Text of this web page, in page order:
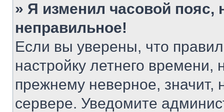
» Я изменил часовой пояс,
неправильное!
Если вы уверены, что
настройку летнего
прежнему неверное, значит,
сервере. Уведомите